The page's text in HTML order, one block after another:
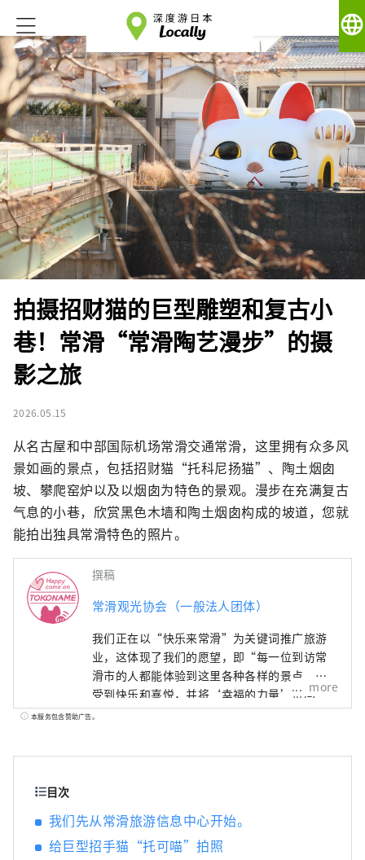
language
拍摄招财猫的巨型雕塑和复古小
巷！常滑“常滑陶艺漫步”的摄
影之旅
2026.05.15
从名古屋和中部国际机场常滑交通常滑，这里拥有众多风
景如画的景点，包括招财猫“托科尼扬猫”、陶土烟囱
坡、攀爬窑炉以及以烟囱为特色的景观。漫步在充满复古
气息的小巷，欣赏黑色木墙和陶土烟囱构成的坡道，您就
能拍出独具常滑特色的照片。
撰稿
常滑观光协会（一般法人团体）
我们正在以“快乐来常滑”为关键词推广旅游
业，这体现了我们的愿望，即“每一位到访常
滑市的人都能体验到这里各种各样的景点，感
受到快乐和喜悦，并将‘幸福的力量’带回
家，为明天注入活力。”
more
本服务包含赞助广告。
目次
我们先从常滑旅游信息中心开始。
给巨型招手猫“托可喵”拍照